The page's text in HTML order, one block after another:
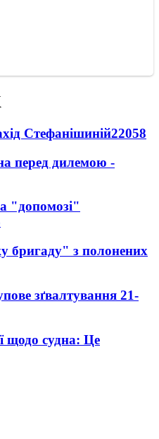
Стефанішиній22058
перед дилемою -
"допомозі"
бригаду" з полонених
зґвалтування 21-
щодо судна: Це